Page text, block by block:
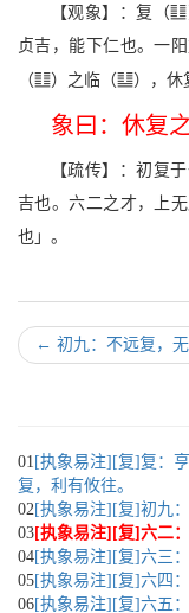
【观象】：复（v
贞吉，能下仁也。一
（v）之临（l），休
象曰：休复
【疏传】：初复
吉也。六二之才，上
也」。
← 初九：不远复，无
01 [执象易注][复]复：
复，利有攸往。
02[执象易注][复]初九
03[执象易注][复]六二：
04[执象易注][复]六三
05[执象易注][复]六四：
06[执象易注][复]六五：